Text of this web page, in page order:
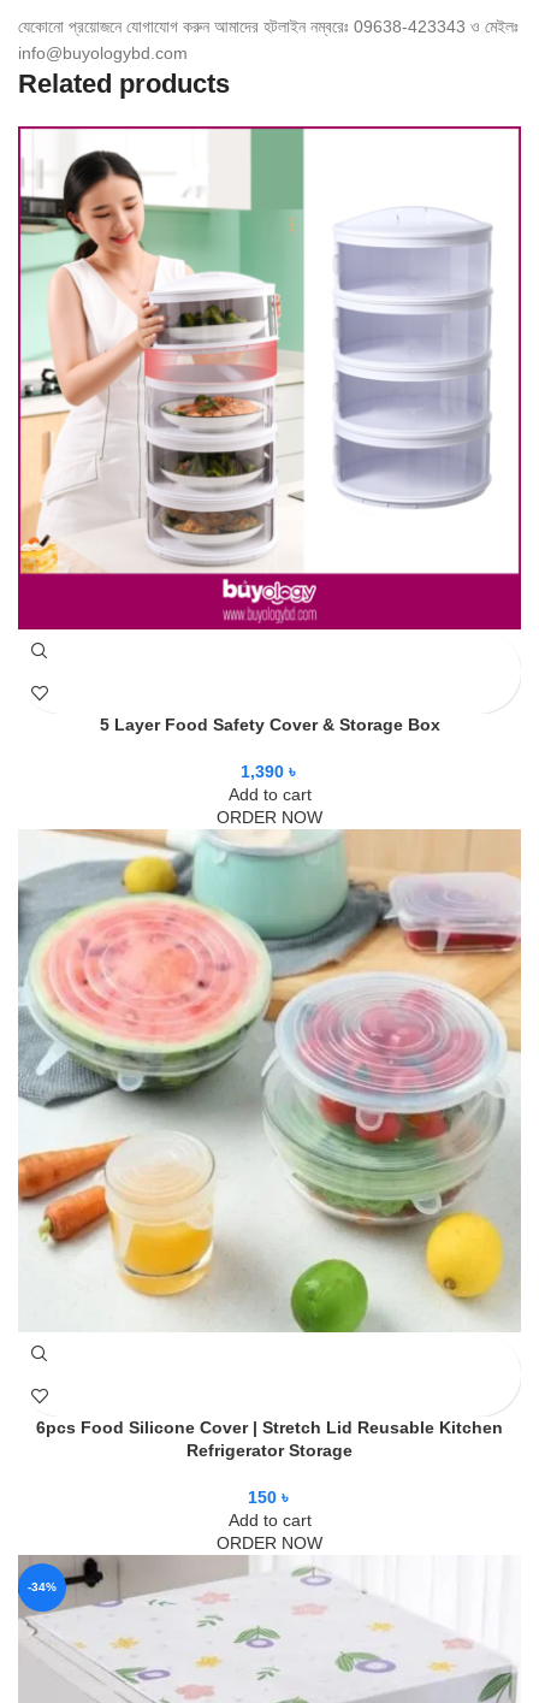
যেকোনো প্রয়োজনে যোগাযোগ করুন আমাদের হটলাইন নম্বরেঃ 09638-423343 ও মেইলঃ
info@buyologybd.com
Related products
5 Layer Food Safety Cover & Storage Box
1,390 ৳
Add to cart
ORDER NOW
6pcs Food Silicone Cover | Stretch Lid Reusable Kitchen
Refrigerator Storage
150 ৳
Add to cart
ORDER NOW
-34%